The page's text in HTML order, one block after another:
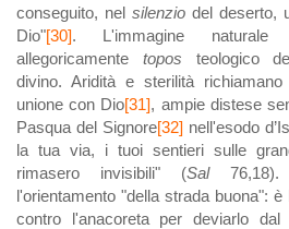
conseguito, nel silenzio del deserto,
Dio"[30]. L'immagine
allegoricamente topos teologico
divino. Aridità e sterilità
unione con Dio[31], ampie distese
Pasqua del Signore[32] nell'esodo
la tua via, i tuoi sentieri sulle
rimasero invisibili" (Sal76,18).
l'orientamento "della strada buona":
contro l'anacoreta per deviarlo dal